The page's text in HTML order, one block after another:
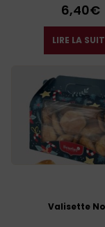
6,40€
LIRE LA
Valisette